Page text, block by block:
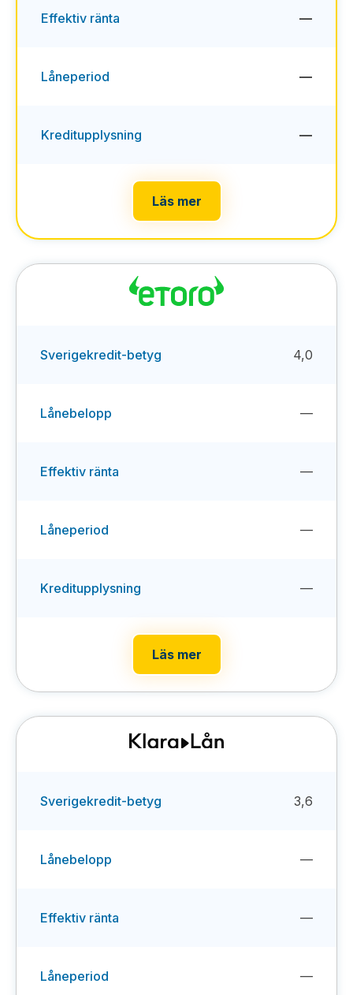
Effektiv ränta —
Låneperiod —
Kreditupplysning —
Läs mer
Sverigekredit-betyg 4,0
Lånebelopp —
Effektiv ränta —
Låneperiod —
Kreditupplysning —
Läs mer
Sverigekredit-betyg 3,6
Lånebelopp —
Effektiv ränta —
Låneperiod —